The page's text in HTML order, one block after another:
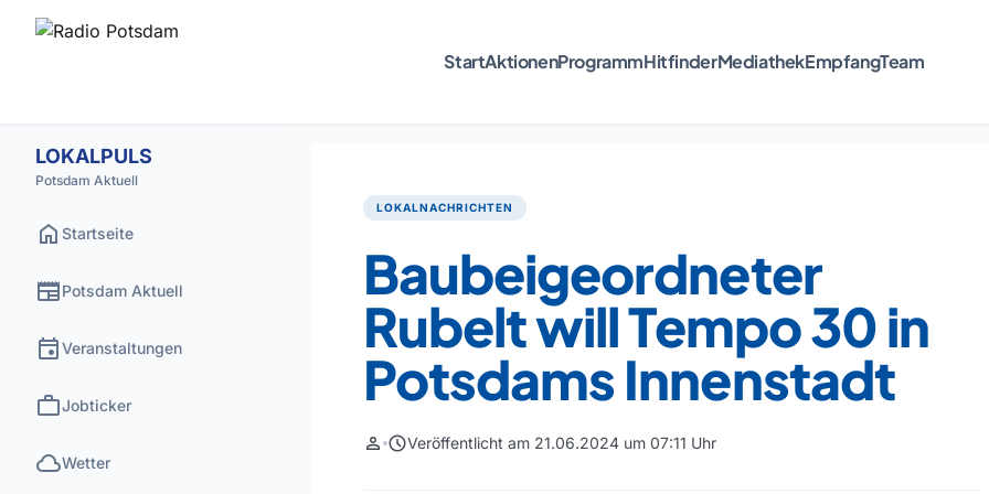
StartAktionenProgrammHitfinderMediathekEmpfangTeam
LOKALPULS
Potsdam Aktuell
home Startseite
newspaperPotsdam Aktuell
eventVeranstaltungen
workJobticker
cloudWetter
LOKALNACHRICHTEN
Baubeigeordneter
Rubelt will Tempo 30 in
Potsdams Innenstadt
person scheduleVeröffentlicht am 21.06.2024 um 07:11 Uhr